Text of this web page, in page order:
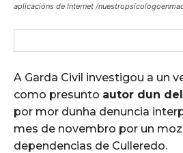
aplicacións de Internet /
A Garda Civil investigou a un
como presunto autor dun
por mor dunha denuncia
mes de novembro por un
dependencias de Culleredo.